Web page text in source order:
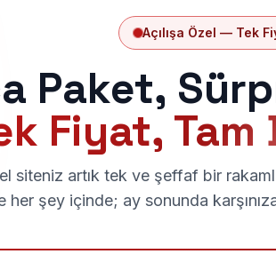
Açılışa Özel — Tek
Paket,
Fiyat, Tam
siteniz artık tek ve şeffaf bir
her şey içinde; ay sonunda